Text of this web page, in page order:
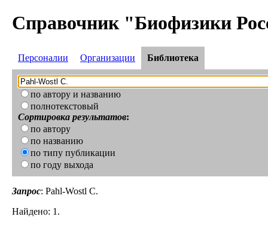
Справочник "Биофизики
Персоналии Организации Библиотека
по автору и названию
полнотекстовый
Сортировка результатов:
по автору
по названию
по типу публикации
по году выхода
Запрос: Pahl-Wostl C.
Найдено: 1.